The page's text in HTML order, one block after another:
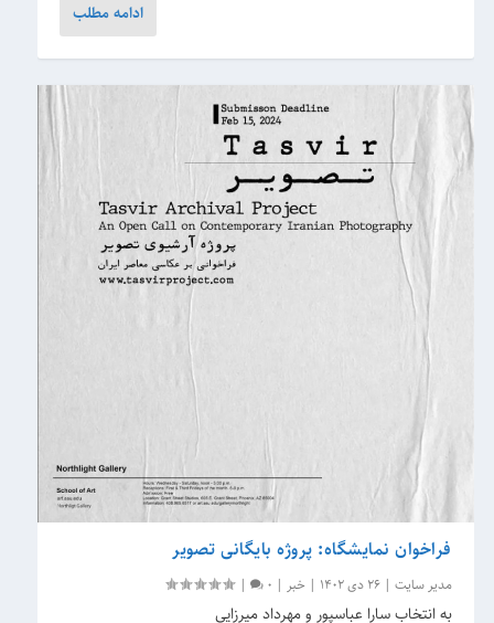
ادامه مطلب
فراخوان نمایشگاه: پروژه بایگانی تصویر
مدیر سایت |26 دی 1402 | خبر |
0
|
به انتخاب سارا عباسپور و مهرداد میرزایی